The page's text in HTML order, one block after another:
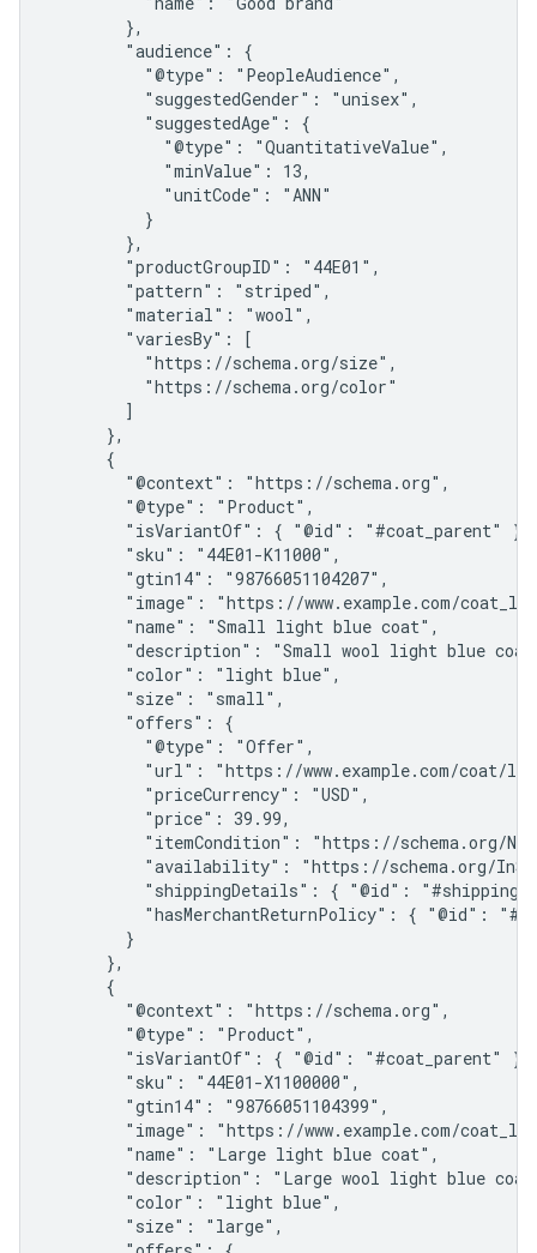
        },
        "audience": {
          "@type": "PeopleAudience",
          "suggestedGender": "unisex",
          "suggestedAge": {
            "@type": "QuantitativeValue",
            "minValue": 13,
            "unitCode": "ANN"
          }
        },
        "productGroupID": "44E01",
        "pattern": "striped",
        "material": "wool",
        "variesBy": [
          "https://schema.org/size",
          "https://schema.org/color"
        ]
      },
      {
        "@context": "https://schema.org",
        "@type": "Product",
        "isVariantOf": { "@id": "#coat_parent" },
        "sku": "44E01-K11000",
        "gtin14": "98766051104207",
"image": "https://www.example.com/
        "name": "Small light blue coat",
"description": "Small wool light blue
        "color": "light blue",
        "size": "small",
        "offers": {
          "@type": "Offer",
"url": "https://www.example.com/coat/
          "priceCurrency": "USD",
          "price": 39.99,
"itemCondition": "https://schema.org/
"availability": "https://schema.org/
"shippingDetails": { "@id":
"hasMerchantReturnPolicy": { "@id":
        }
      },
      {
        "@context": "https://schema.org",
        "@type": "Product",
        "isVariantOf": { "@id": "#coat_parent" },
        "sku": "44E01-X1100000",
        "gtin14": "98766051104399",
"image": "https://www.example.com/
        "name": "Large light blue coat",
"description": "Large wool light blue
        "color": "light blue",
        "size": "large",